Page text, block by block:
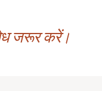
जरूर करें।